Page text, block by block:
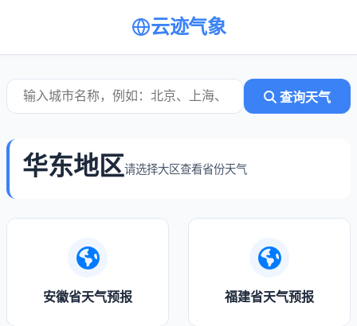
云迹气象
查询天气
华东地区请选择大区查看省份天气
安徽省天气预报 福建省天气预报